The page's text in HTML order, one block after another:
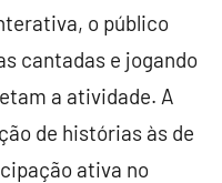
o público
cantadas e jogando
a atividade. A
de histórias às de
ativa no